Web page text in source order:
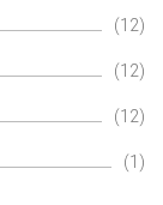
(12)
(12)
(12)
(1)